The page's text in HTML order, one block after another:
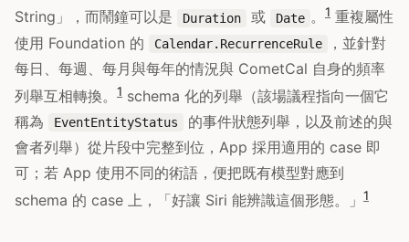
String」，而鬧鐘可以是
Duration 或 Date 。 1 重複屬性
使用 Foundation 的
Calendar.RecurrenceRule
，並針對
每日、每週、每月與每年的情況與 CometCal 自身的頻率
列舉互相轉換。
1 schema 化的列舉（該場議程指向一個它
稱為
EventEntityStatus
的事件狀態列舉，以及前述的與
會者列舉）從片段中完整到位，App 採用適用的 case 即
可；若 App 使用不同的術語，便把既有模型對應到
schema 的 case 上，「好讓 Siri 能辨識這個形態。」 1